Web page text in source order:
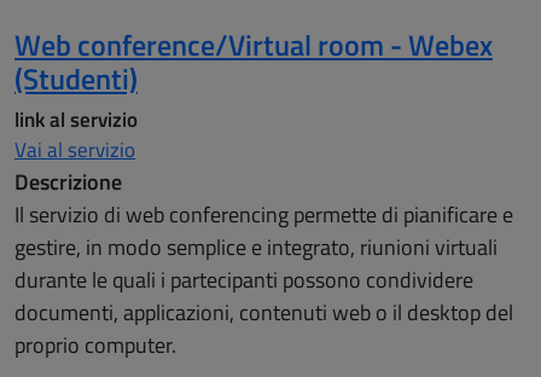
Web conference/Virtual room - Webex
(Studenti)
link al servizio
Vai al servizio
Descrizione
Il servizio di web conferencing permette di pianificare e
gestire, in modo semplice e integrato, riunioni virtuali
durante le quali i partecipanti possono condividere
documenti, applicazioni, contenuti web o il desktop del
proprio computer.